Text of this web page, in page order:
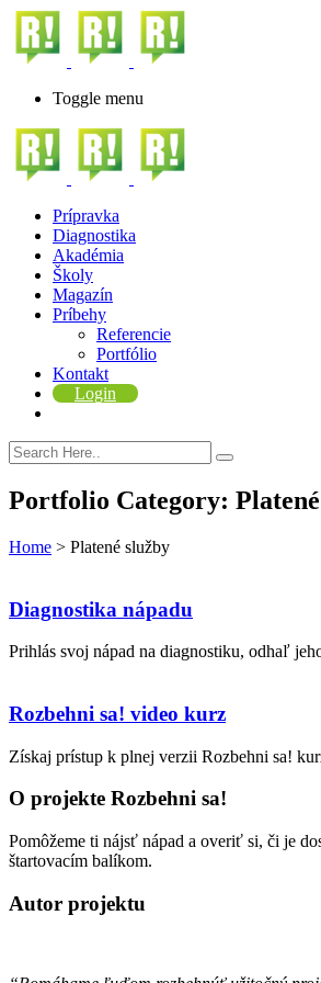
Toggle menu
Prípravka
Diagnostika
Akadémia
Školy
Magazín
Príbehy
Referencie
Portfólio
Kontakt
Login
Portfolio Category:
Home > Platené služby
Diagnostika nápadu
Prihlás svoj nápad na diagnostiku, odhaľ
Rozbehni sa! video kurz
Získaj prístup k plnej verzii Rozbehni sa!
O projekte Rozbehni sa!
Pomôžeme ti nájsť nápad a overiť si, či je
štartovacím balíkom.
Autor projektu